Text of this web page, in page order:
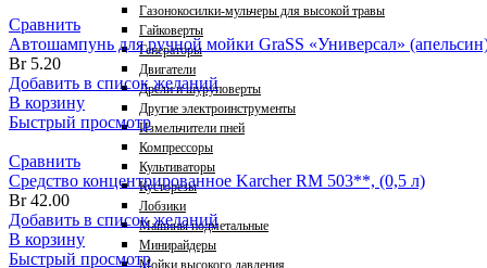
Газонокосилки-мульчеры для высокой травы
Гайковерты
Генераторы
Двигатели
Дрели и шуруповерты
Другие электроинструменты
Измельчители пней
Компрессоры
Культиваторы
Кусторезы
Лобзики
Машины подметальные
Минирайдеры
Мойки высокого давления
Сравнить
Автошампунь для ручной мойки GraSS «Универсал»
Br5.20
Добавить в список желаний
В корзину
Быстрый просмотр
Сравнить
Средство концентрированное Karcher RM 503**, (0,5 л)
Br42.00
Добавить в список желаний
В корзину
Быстрый просмотр